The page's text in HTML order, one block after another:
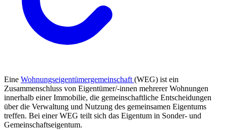
Eine Wohnungseigentümergemeinschaft(WEG) ist ein
Zusammenschluss von Eigentümer/-innen mehrerer Wohnungen
innerhalb einer Immobilie, die gemeinschaftliche Entscheidungen
über die Verwaltung und Nutzung des gemeinsamen Eigentums
treffen. Bei einer WEG teilt sich das Eigentum in Sonder- und
Gemeinschaftseigentum.